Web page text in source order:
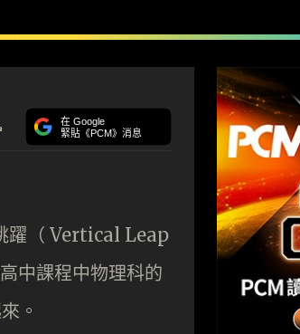
在 Google
緊貼《PCM》消息
躍（ Vertical Leap
中課程中物理科的
。